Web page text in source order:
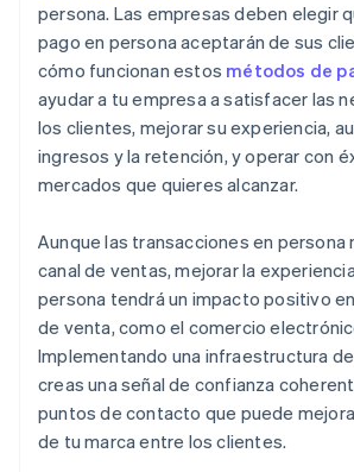
persona. Las empresas deben elegir
pago en persona aceptarán de sus
cómo funcionan estos métodos de
ayudar a tu empresa a satisfacer las
los clientes, mejorar su experiencia,
ingresos y la retención, y operar con
mercados que quieres alcanzar.
Aunque las transacciones en persona
canal de ventas, mejorar la
persona tendrá un impacto positivo
de venta, como el comercio
Implementando una infraestructura
creas una señal de confianza
puntos de contacto que puede
de tu marca entre los clientes.